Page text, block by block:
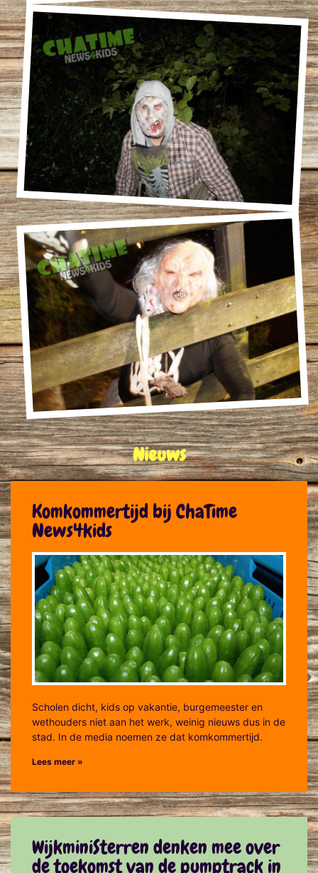
Nieuws
Komkommertijd bij ChaTime
News4kids
Scholen dicht, kids op vakantie, burgemeester en
wethouders niet aan het werk, weinig nieuws dus in de
stad. In de media noemen ze dat komkommertijd.
Lees meer »
WijkminiSterren denken mee over
de toekomst van de pumptrack in